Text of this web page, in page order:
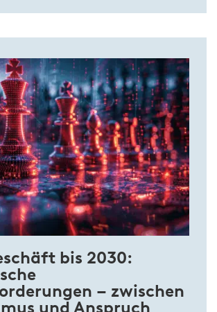
bis 2030:
– zwischen
und Anspruch